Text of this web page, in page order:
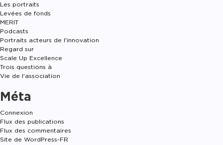
Les portraits
Levées de fonds
MERIT
Podcasts
Portraits acteurs de l'innovation
Regard sur
Scale Up Excellence
Trois questions à
Vie de l'association
Méta
Connexion
Flux des publications
Flux des commentaires
Site de WordPress-FR